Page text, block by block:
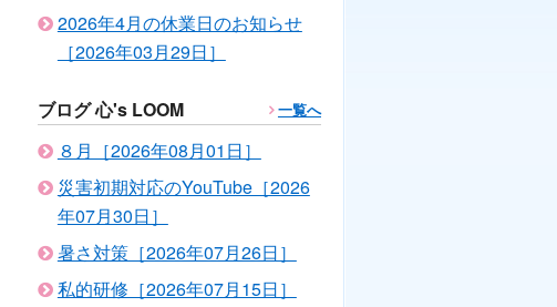
2026年4月の休業日のお知らせ
［2026年03月29日］
ブログ 心's LOOM 一覧へ
８月［2026年08月01日］
災害初期対応のYouTube［2026
年07月30日］
暑さ対策［2026年07月26日］
私的研修［2026年07月15日］